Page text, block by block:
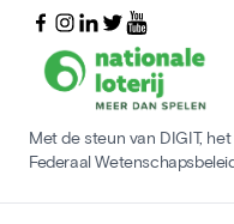
Met de steun van DIGIT,
Federaal